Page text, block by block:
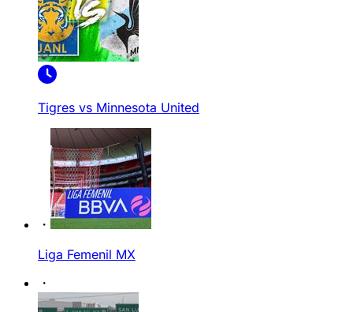
Tigres vs Minnesota United
Liga Femenil MX